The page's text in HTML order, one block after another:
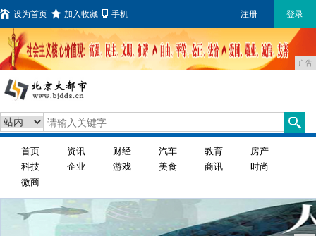
设为首页 加入收藏 手机 注册 登录
广告
首页 资讯 财经 汽车 教育
房产
科技
企业 游戏 美食 商讯
时尚
微商